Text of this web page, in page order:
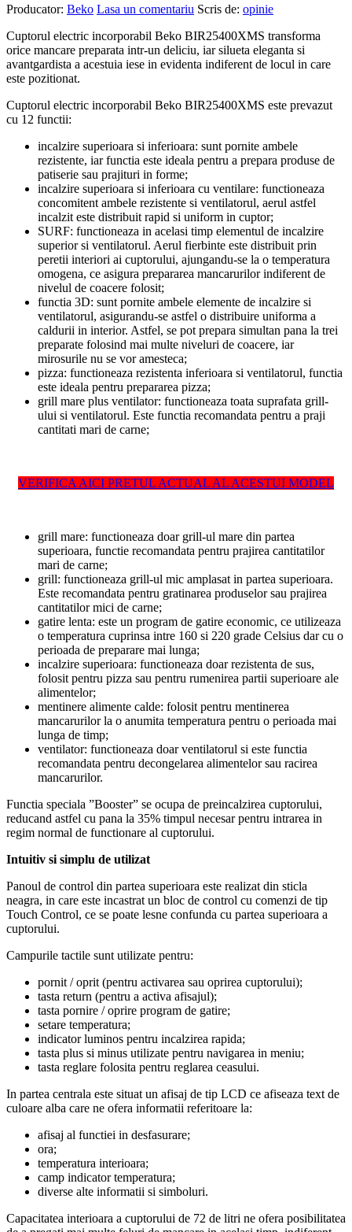
Producator: Beko Lasa un comentariu Scris de: opinie
Cuptorul electric incorporabil Beko BIR25400XMS transforma
orice mancare preparata intr-un deliciu, iar silueta eleganta si
avantgardista a acestuia iese in evidenta indiferent de locul in care
este pozitionat.
Cuptorul electric incorporabil Beko BIR25400XMS este prevazut
cu 12 functii:
incalzire superioara si inferioara: sunt pornite ambele
rezistente, iar functia este ideala pentru a prepara produse de
patiserie sau prajituri in forme;
incalzire superioara si inferioara cu ventilare: functioneaza
concomitent ambele rezistente si ventilatorul, aerul astfel
incalzit este distribuit rapid si uniform in cuptor;
SURF: functioneaza in acelasi timp elementul de incalzire
superior si ventilatorul. Aerul fierbinte este distribuit prin
peretii interiori ai cuptorului, ajungandu-se la o temperatura
omogena, ce asigura prepararea mancarurilor indiferent de
nivelul de coacere folosit;
functia 3D: sunt pornite ambele elemente de incalzire si
ventilatorul, asigurandu-se astfel o distribuire uniforma a
caldurii in interior. Astfel, se pot prepara simultan pana la trei
preparate folosind mai multe niveluri de coacere, iar
mirosurile nu se vor amesteca;
pizza: functioneaza rezistenta inferioara si ventilatorul, functia
este ideala pentru prepararea pizza;
grill mare plus ventilator: functioneaza toata suprafata grill-
ului si ventilatorul. Este functia recomandata pentru a praji
cantitati mari de carne;
VERIFICA AICI PRETUL ACTUAL AL ACESTUI MODEL
grill mare: functioneaza doar grill-ul mare din partea
superioara, functie recomandata pentru prajirea cantitatilor
mari de carne;
grill: functioneaza grill-ul mic amplasat in partea superioara.
Este recomandata pentru gratinarea produselor sau prajirea
cantitatilor mici de carne;
gatire lenta: este un program de gatire economic, ce utilizeaza
o temperatura cuprinsa intre 160 si 220 grade Celsius dar cu o
perioada de preparare mai lunga;
incalzire superioara: functioneaza doar rezistenta de sus,
folosit pentru pizza sau pentru rumenirea partii superioare ale
alimentelor;
mentinere alimente calde: folosit pentru mentinerea
mancarurilor la o anumita temperatura pentru o perioada mai
lunga de timp;
ventilator: functioneaza doar ventilatorul si este functia
recomandata pentru decongelarea alimentelor sau racirea
mancarurilor.
Functia speciala ”Booster” se ocupa de preincalzirea cuptorului,
reducand astfel cu pana la 35% timpul necesar pentru intrarea in
regim normal de functionare al cuptorului.
Intuitiv si simplu de utilizat
Panoul de control din partea superioara este realizat din sticla
neagra, in care este incastrat un bloc de control cu comenzi de tip
Touch Control, ce se poate lesne confunda cu partea superioara a
cuptorului.
Campurile tactile sunt utilizate pentru:
pornit / oprit (pentru activarea sau oprirea cuptorului);
tasta return (pentru a activa afisajul);
tasta pornire / oprire program de gatire;
setare temperatura;
indicator luminos pentru incalzirea rapida;
tasta plus si minus utilizate pentru navigarea in meniu;
tasta reglare folosita pentru reglarea ceasului.
In partea centrala este situat un afisaj de tip LCD ce afiseaza text de
culoare alba care ne ofera informatii referitoare la:
afisaj al functiei in desfasurare;
ora;
temperatura interioara;
camp indicator temperatura;
diverse alte informatii si simboluri.
Capacitatea interioara a cuptorului de 72 de litri ne ofera posibilitatea